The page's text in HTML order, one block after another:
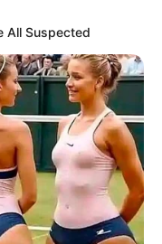
ณะกรวดน้ำจริงหรือไม่
All Suspected